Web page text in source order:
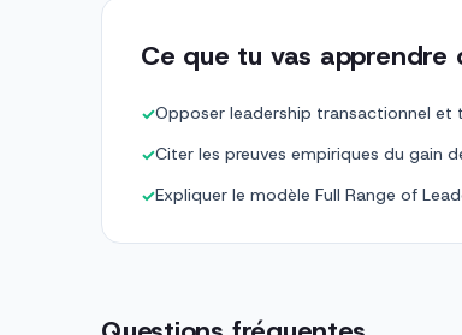
Ce que tu vas
✓Opposer leadership transactionnel et
✓Citer les preuves empiriques du gain
✓Expliquer le modèle Full Range of